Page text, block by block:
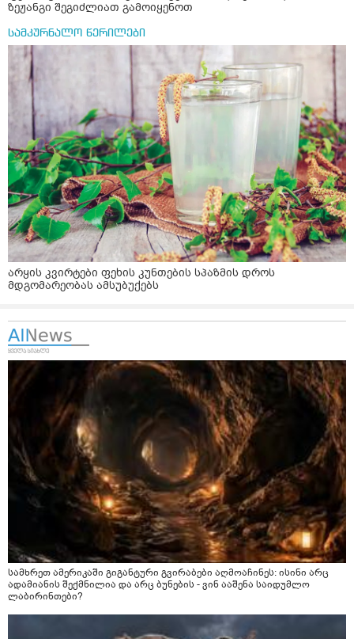
ზეჟანგი შეგიძლიათ გამოიყენოთ
სამკურნალო წერილები
არყის კვირტები ფეხის კუნთების სპაზმის დროს
მდგომარეობას ამსუბუქებს
სამხრეთ ამერიკაში გიგანტური გვირაბები აღმოაჩინეს: ისინი არც
ადამიანის შექმნილია და არც ბუნების - ვინ ააშენა საიდუმლო
ლაბირინთები?